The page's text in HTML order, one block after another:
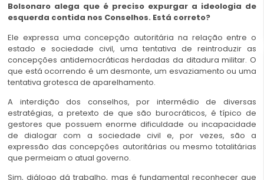
Bolsonaro alega que é preciso expurgar a ideologia de
esquerda contida nos Conselhos. Está correto?
Ele expressa uma concepção autoritária na relação entre o
estado e sociedade civil, uma tentativa de reintroduzir as
concepções antidemocráticas herdadas da ditadura militar. O
que está ocorrendo é um desmonte, um esvaziamento ou uma
tentativa grotesca de aparelhamento.
A interdição dos conselhos, por intermédio de diversas
estratégias, a pretexto de que são burocráticos, é típico de
gestores que possuem enorme dificuldade ou incapacidade
de dialogar com a sociedade civil e, por vezes, são a
expressão das concepções autoritárias ou mesmo totalitárias
que permeiam o atual governo.
Sim, diálogo dá trabalho, mas é fundamental reconhecer que